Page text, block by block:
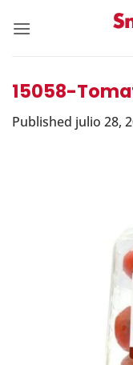
15058-
Published julio 28,